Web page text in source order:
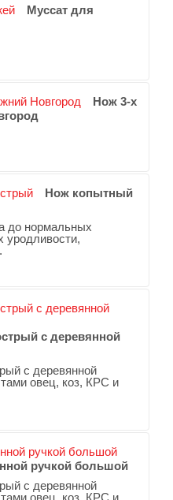
Муссат для
Нож 3-х
Нож копытный
до нормальных
уродливости,
с деревянной
с деревянной
овец, коз, КРС и
ручкой большой
с деревянной
овец, коз, КРС и